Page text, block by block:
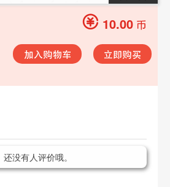
10.00
还没有人评价哦。